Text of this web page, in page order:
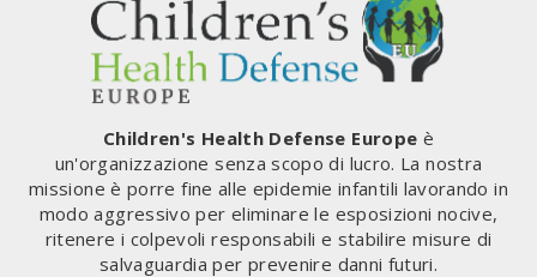
Children's Health Defense Europe è
un'organizzazione senza scopo di lucro. La nostra
missione è porre fine alle epidemie infantili lavorando in
modo aggressivo per eliminare le esposizioni nocive,
ritenere i colpevoli responsabili e stabilire misure di
salvaguardia per prevenire danni futuri.